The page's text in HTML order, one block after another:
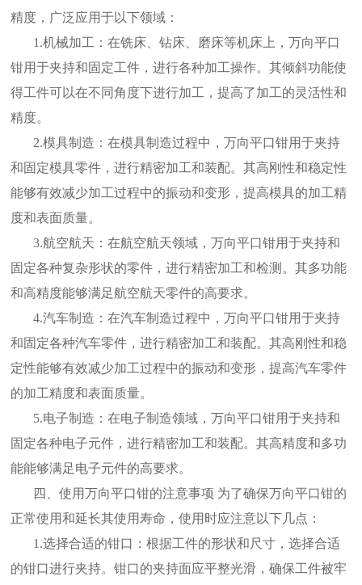
精度，广泛应用于以下领域：
1.机械加工：在铣床、钻床、磨床等机床上，万向平口
钳用于夹持和固定工件，进行各种加工操作。其倾斜功能使
得工件可以在不同角度下进行加工，提高了加工的灵活性和
精度。
2.模具制造：在模具制造过程中，万向平口钳用于夹持
和固定模具零件，进行精密加工和装配。其高刚性和稳定性
能够有效减少加工过程中的振动和变形，提高模具的加工精
度和表面质量。
3.航空航天：在航空航天领域，万向平口钳用于夹持和
固定各种复杂形状的零件，进行精密加工和检测。其多功能
和高精度能够满足航空航天零件的高要求。
4.汽车制造：在汽车制造过程中，万向平口钳用于夹持
和固定各种汽车零件，进行精密加工和装配。其高刚性和稳
定性能够有效减少加工过程中的振动和变形，提高汽车零件
的加工精度和表面质量。
5.电子制造：在电子制造领域，万向平口钳用于夹持和
固定各种电子元件，进行精密加工和装配。其高精度和多功
能能够满足电子元件的高要求。
四、使用万向平口钳的注意事项 为了确保万向平口钳的
正常使用和延长其使用寿命，使用时应注意以下几点：
1.选择合适的钳口：根据工件的形状和尺寸，选择合适
的钳口进行夹持。钳口的夹持面应平整光滑，确保工件被牢